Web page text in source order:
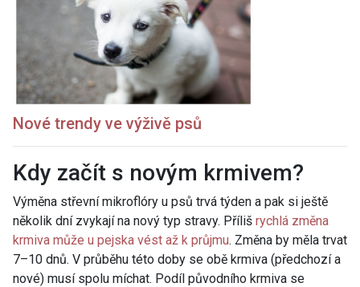
Nové trendy ve výživě psů
Kdy začít s novým krmivem?
Výměna střevní mikroflóry u psů trvá týden a pak si ještě
několik dní zvykají na nový typ stravy. Příliš rychlá změna
krmiva může u pejska vést až k průjmu. Změna by měla trvat
7–10 dnů. V průběhu této doby se obě krmiva (předchozí a
nové) musí spolu míchat. Podíl původního krmiva se